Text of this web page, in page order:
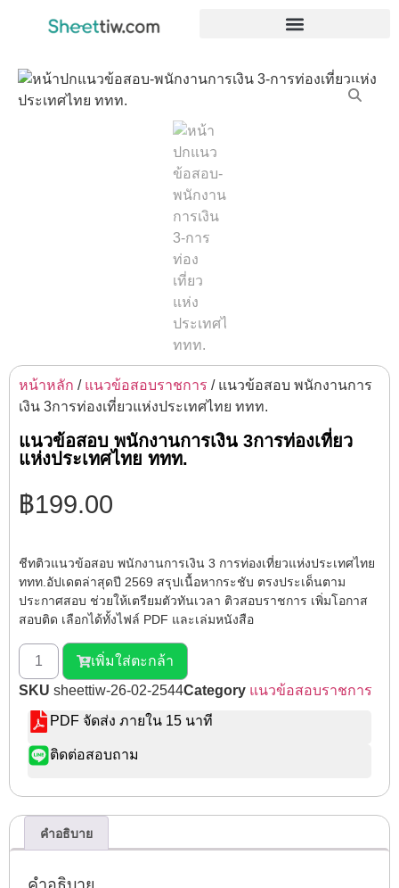
หน้าหลัก / แนวข้อสอบราชการ / แนวข้อสอบ พนักงานการ
เงิน 3การท่องเที่ยวแห่งประเทศไทย ททท.
แนวข้อสอบ พนักงานการเงิน 3การท่องเที่ยว
แห่งประเทศไทย ททท.
฿199.00
ชีทติวแนวข้อสอบ พนักงานการเงิน 3 การท่องเที่ยวแห่งประเทศไทย
ททท.อัปเดตล่าสุดปี 2569 สรุปเนื้อหากระชับ ตรงประเด็นตาม
ประกาศสอบ ช่วยให้เตรียมตัวทันเวลา ติวสอบราชการ เพิ่มโอกาส
สอบติด เลือกได้ทั้งไฟล์ PDF และเล่มหนังสือ
เพิ่มใส่ตะกล้า
SKU sheettiw-26-02-2544Category แนวข้อสอบราชการ
PDF จัดส่ง ภายใน 15 นาที
ติดต่อสอบถาม
คำอธิบาย
คำอธิบาย